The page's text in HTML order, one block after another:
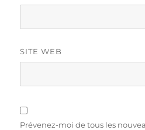
SITE WEB
Prévenez-moi de tous les